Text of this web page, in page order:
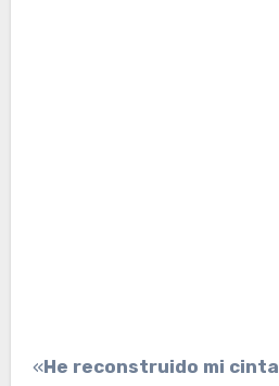
«He reconstruido mi